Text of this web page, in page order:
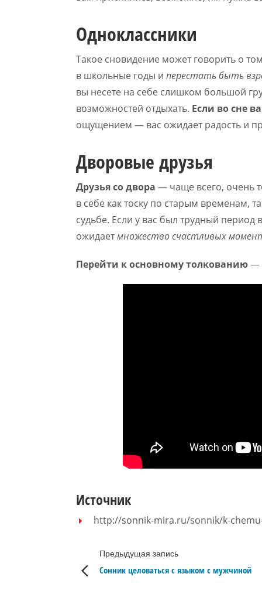
Одноклассники
Такое сновидение может говорить о
в школьные годы и перестать быть
вы несете на себе слишком большой
возможностей отдыхать. Если во сне
ощущением — вас ожидает радость и
Дворовые друзья
Друзья со двора — чаще всего, очень
в себе как тоску по старым временам,
судьбе. Если у вас был трудный
ожидаетмножество счастливых
Перейти к основному толкованию—
Источник
http://sonnik-mira.ru/sonnik/k-
Предыдущая запись
Сонник целоваться с языком с мужчиной